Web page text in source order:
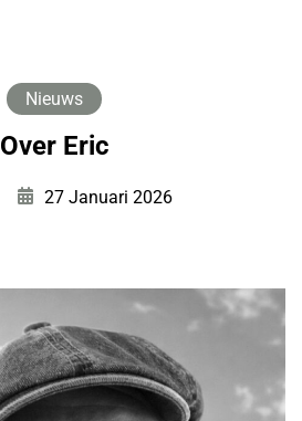
Nieuws
Over Eric
27 Januari 2026